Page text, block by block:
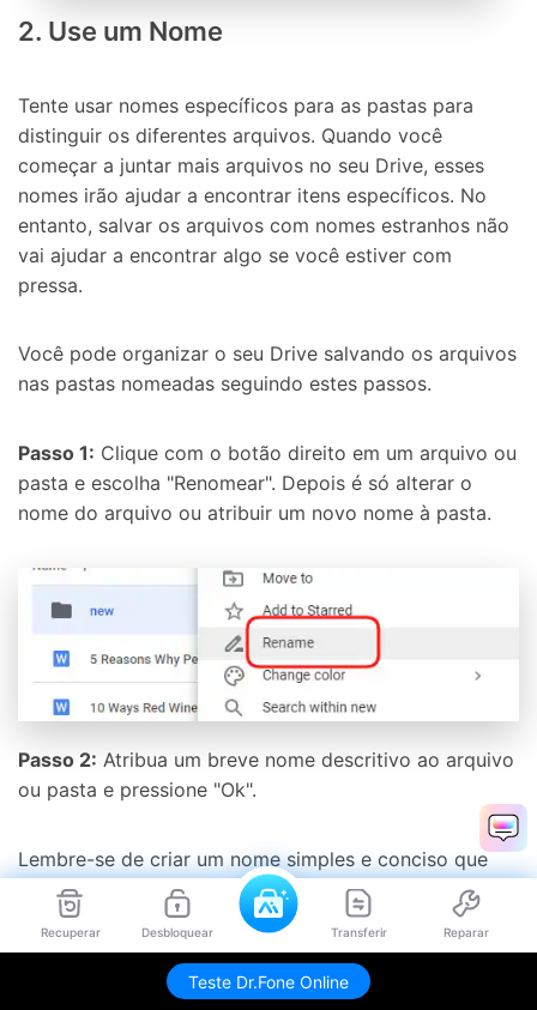
Recuperar Desbloquear Transferir Reparar
Teste Dr.Fone Online
2. Use um Nome
Tente usar nomes específicos para as pastas para
distinguir os diferentes arquivos. Quando você
começar a juntar mais arquivos no seu Drive, esses
nomes irão ajudar a encontrar itens específicos. No
entanto, salvar os arquivos com nomes estranhos não
vai ajudar a encontrar algo se você estiver com
pressa.
Você pode organizar o seu Drive salvando os arquivos
nas pastas nomeadas seguindo estes passos.
Passo 1: Clique com o botão direito em um arquivo ou
pasta e escolha "Renomear". Depois é só alterar o
nome do arquivo ou atribuir um novo nome à pasta.
Passo 2: Atribua um breve nome descritivo ao arquivo
ou pasta e pressione "Ok".
Lembre-se de criar um nome simples e conciso que
garanta que diferentes objetos sejam identificados e
também o que há no arquivo individual.